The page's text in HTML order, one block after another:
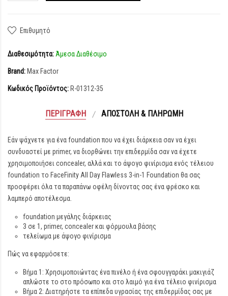
Επιθυμητό
Διαθεσιμότητα: Άμεσα Διαθέσιμο
Brand: Max Factor
Κωδικός Προϊόντος: R-01312-35
ΠΕΡΙΓΡΑΦΉ ΑΠΟΣΤΟΛΉ & ΠΛΗΡΩΜΉ
Εάν ψάχνετε για ένα foundation που να έχει διάρκεια σαν να έχει
συνδυαστεί με primer, να διορθώνει την επιδερμίδα σαν να έχετε
χρησιμοποιήσει concealer, αλλά και το άψογο φινίρισμα ενός τέλειου
foundation το FaceFinity All Day Flawless 3-in-1 Foundation θα σας
προσφέρει όλα τα παραπάνω οφέλη δίνοντας σας ένα φρέσκο και
λαμπερό αποτέλεσμα.
foundation μεγάλης διάρκειας
3 σε 1, primer, concealer και φόρμουλα βάσης
τελείωμα με άψογο φινίρισμα
Πώς να εφαρμόσετε:
Βήμα 1: Χρησιμοποιώντας ένα πινέλο ή ένα σφουγγαράκι μακιγιάζ
απλώστε το στο πρόσωπο και στο λαιμό για ένα τέλειο φινίρισμα
Βήμα 2: Διατηρήστε τα επίπεδα υγρασίας της επιδερμίδας σας με